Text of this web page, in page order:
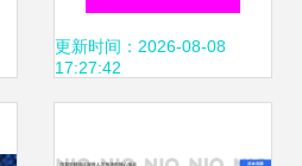
与机器学习的理性
更新时间：2026-08-08
17:27:42